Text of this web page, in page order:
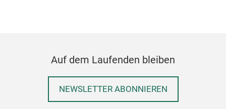
Auf dem Laufenden bleiben
NEWSLETTER ABONNIEREN